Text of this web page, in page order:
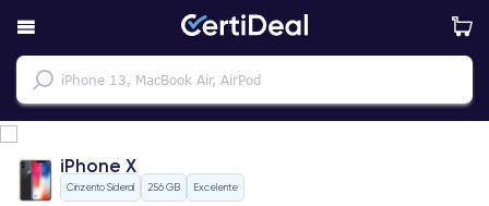
iPhone X
Cinzento Sideral 256 GB Excelente